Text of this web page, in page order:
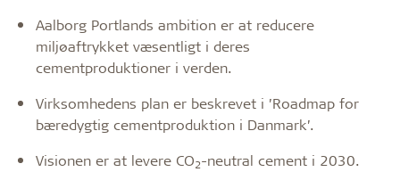
Aalborg Portlands ambition er at reducere
miljøaftrykket væsentligt i deres
cementproduktioner i verden.
Virksomhedens plan er beskrevet i ’Roadmap for
bæredygtig cementproduktion i Danmark’.
Visionen er at levere CO2-neutral cement i 2030.